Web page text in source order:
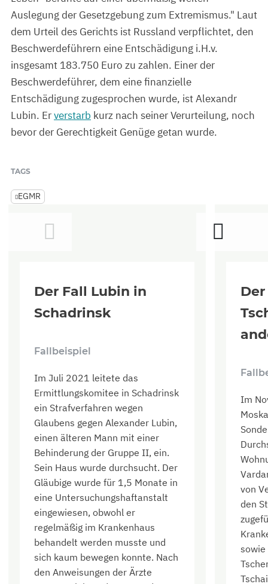
Auslegung der Gesetzgebung zum Extremismus." Laut
dem Urteil des Gerichts ist Russland verpflichtet, den
Beschwerdeführern eine Entschädigung i.H.v.
insgesamt 183.750 Euro zu zahlen. Einer der
Beschwerdeführer, dem eine finanzielle
Entschädigung zugesprochen wurde, ist Alexandr
Lubin. Erverstarb kurz nach seiner Verurteilung, noch
bevor der Gerechtigkeit Genüge getan wurde.
TAGS
EGMR
Der Fall Lubin in
Schadrinsk
Fallbeispiel
Im Juli 2021 leitete das
Ermittlungskomitee in Schadrinsk
ein Strafverfahren wegen
Glaubens gegen Alexander Lubin,
einen älteren Mann mit einer
Behinderung der Gruppe II, ein.
Sein Haus wurde durchsucht. Der
Gläubige wurde für 1,5 Monate in
eine Untersuchungshaftanstalt
eingewiesen, obwohl er
regelmäßig im Krankenhaus
behandelt werden musste und
sich kaum bewegen konnte. Nach
den Anweisungen der Ärzte
Im
von
den
sowie